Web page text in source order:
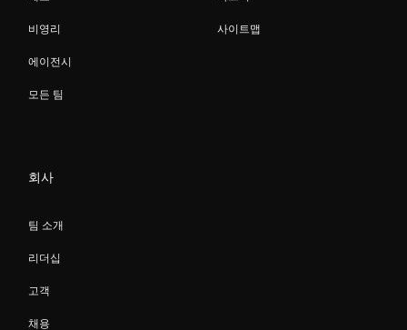
비영리
에이전시
모든 팀
사이트맵
회사
팀 소개
리더십
고객
채용